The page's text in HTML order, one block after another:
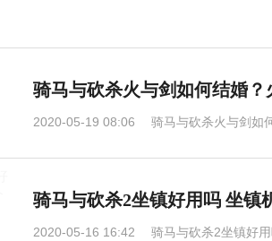
骑马与砍杀火与剑如何结婚
2020-05-19 08:06 骑马与砍杀火与剑如
骑马与砍杀2坐镇好用吗 坐镇
2020-05-16 16:42 骑马与砍杀2坐镇好